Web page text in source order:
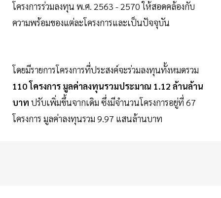
โครงการร่วมลงทุน พ.ศ. 2563 - 2570 ให้สอดคล้องกับ
ความพร้อมของแต่ละโครงการและเป็นปัจจุบัน
โดยมีรายการโครงการที่ประสงค์จะร่วมลงทุนทั้งหมดรวม
110 โครงการ มูลค่าลงทุนรวมประมาณ 1.12 ล้านล้าน
บาท ปรับเพิ่มขึ้นจากเดิม ซึ่งมีจำนวนโครงการอยู่ที่ 67
โครงการ มูลค่าลงทุนรวม 9.97 แสนล้านบาท